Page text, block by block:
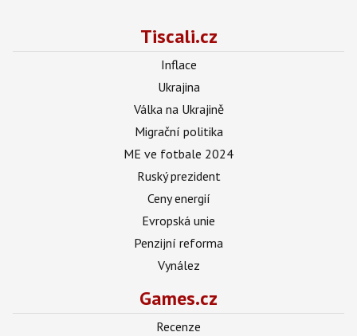
Tiscali.cz
Inflace
Ukrajina
Válka na Ukrajině
Migrační politika
ME ve fotbale 2024
Ruský prezident
Ceny energií
Evropská unie
Penzijní reforma
Vynález
Games.cz
Recenze